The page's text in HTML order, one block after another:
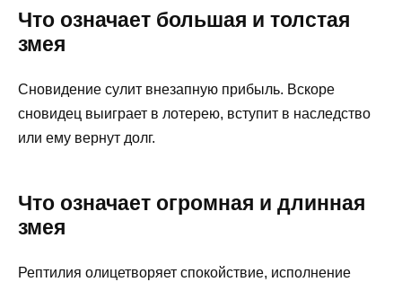
Что означает большая и толстая
змея
Сновидение сулит внезапную прибыль. Вскоре
сновидец выиграет в лотерею, вступит в наследство
или ему вернут долг.
Что означает огромная и длинная
змея
Рептилия олицетворяет спокойствие, исполнение